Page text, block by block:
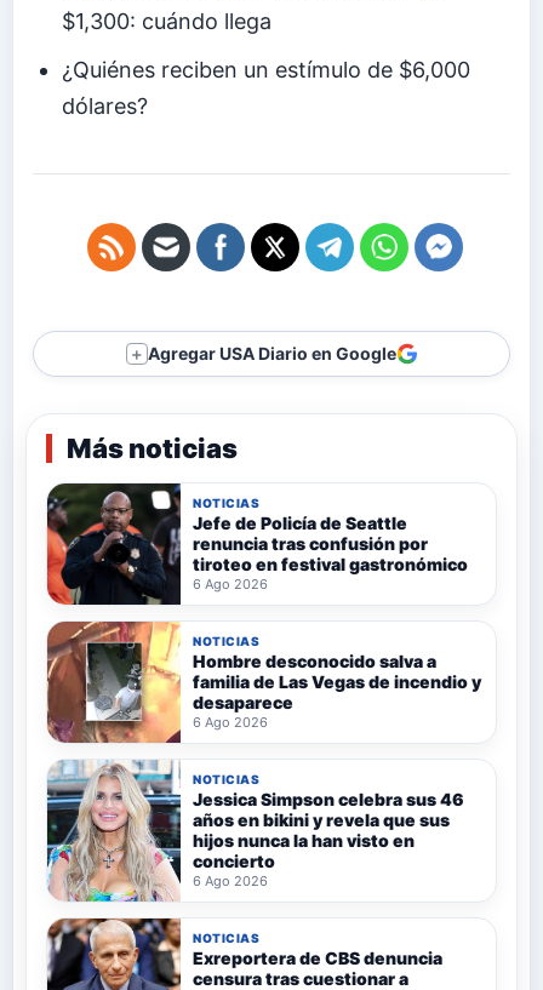
$1,300: cuándo llega
¿Quiénes reciben un estímulo de $6,000
dólares?
＋ Agregar USA Diario en Google
Más noticias
NOTICIAS
Jefe de Policía de Seattle
renuncia tras confusión por
tiroteo en festival gastronómico
6 Ago 2026
NOTICIAS
Hombre desconocido salva a
familia de Las Vegas de incendio y
desaparece
6 Ago 2026
NOTICIAS
Jessica Simpson celebra sus 46
años en bikini y revela que sus
hijos nunca la han visto en
concierto
6 Ago 2026
NOTICIAS
Exreportera de CBS denuncia
censura tras cuestionar a